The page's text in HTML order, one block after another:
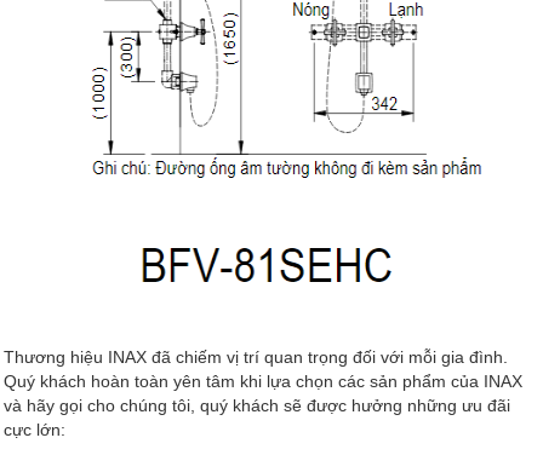
Thương hiệu INAX đã chiếm vị trí quan trọng đối với mỗi gia đình.
Quý khách hoàn toàn yên tâm khi lựa chọn các sản phẩm của INAX
và hãy gọi cho chúng tôi, quý khách sẽ được hưởng những ưu đãi
cực lớn: